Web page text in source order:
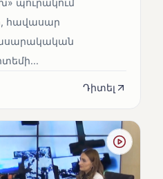
պուրակում
հավասար
Դիտել